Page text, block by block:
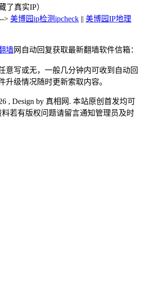
了真实IP）
> 美博园ip检测ipcheck || 美博园IP地理
墙网自动回复获取最新翻墙软件信箱：
意写或无，一般几分钟内可收到自动回
升级情况随时更新索取内容。
, Design by 真相网. 本站原创首发均可
若有版权问题请留言通知管理员及时